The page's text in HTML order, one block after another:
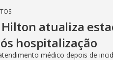
atualiza
hospitalização
médico depois de